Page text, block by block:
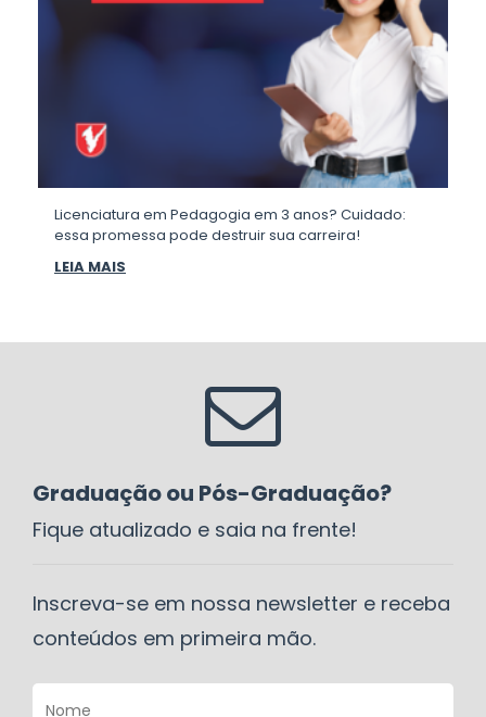
Licenciatura em Pedagogia em 3 anos? Cuidado:
essa promessa pode destruir sua carreira!
LEIA MAIS
Graduação ou Pós-Graduação?
Fique atualizado e saia na frente!
Inscreva-se em nossa newsletter e receba
conteúdos em primeira mão.